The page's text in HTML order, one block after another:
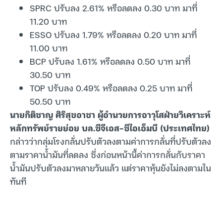
SPRC ปรับลง 2.61% หรือลดลง 0.30 บาท มาที่
11.20 บาท
ESSO ปรับลง 1.79% หรือลดลง 0.20 บาท มาที่
11.00 บาท
BCP ปรับลง 1.61% หรือลดลง 0.50 บาท มาที่
30.50 บาท
TOP ปรับลง 0.49% หรือลดลง 0.25 บาท มาที่
50.50 บาท
นายกิติชาญ ศิริสุขอาชา ผู้อำนวยการอาวุโสฝ่ายวิเคราะห์
หลักทรัพย์รายย่อย บล.ซีจีเอส-ซีไอเอ็มบี (ประเทศไทย)
กล่าวว่ากลุ่มโรงกลั่นปรับตัวลงตามค่าการกลั่นที่ปรับตัวลง
ตามราคาน้ำมันที่ลดลง ซึ่งก่อนหน้านี้ค่าการกลั่นกับราคา
น้ำมันปรับตัวลงมาหลายวันแล้ว แต่ราคาหุ้นยังไม่ลงตามใน
ทันที